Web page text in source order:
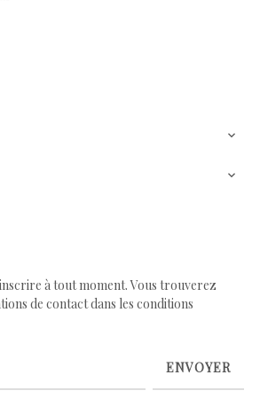


à tout moment. Vous trouverez
de contact dans les conditions
ENVOYER